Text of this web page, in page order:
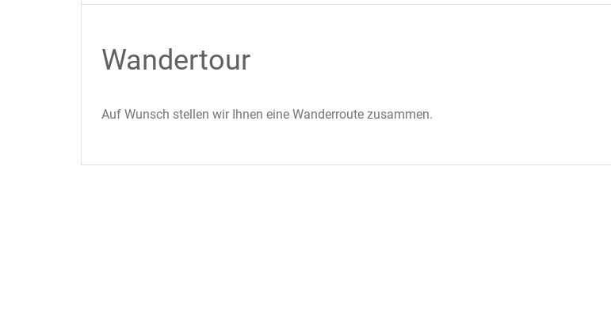
Wandertour
Auf Wunsch stellen wir Ihnen eine Wanderroute zusammen.